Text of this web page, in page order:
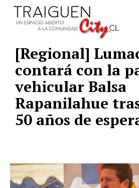
[Regional]
contará con la
vehicular Balsa
Rapanilahue
50 años de